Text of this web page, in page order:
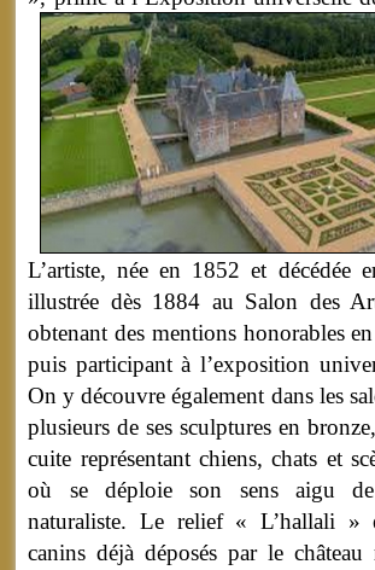
L’artiste, née en 1852 et décédée
illustrée dès 1884 au Salon des
obtenant des mentions honorables
puis participant à l’exposition
On y découvre également dans les
plusieurs de ses sculptures en
cuite représentant chiens, chats et
où se déploie son sens aigu de
naturaliste. Le relief « L’hallali »
canins déjà déposés par le